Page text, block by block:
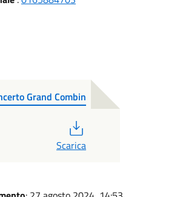
Grand Combin
Scarica